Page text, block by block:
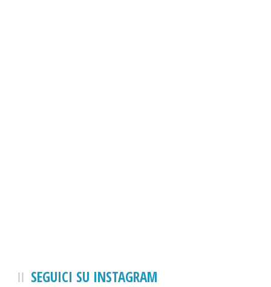
SEGUICI SU INSTAGRAM